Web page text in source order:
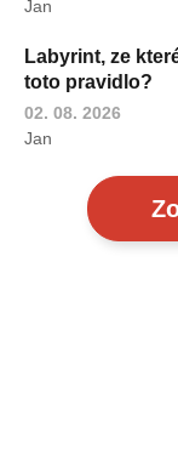
Jan
Labyrint, ze
toto pravidlo?
02. 08. 2026
Jan